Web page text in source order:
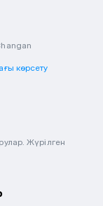
көрсету
Жүрілген